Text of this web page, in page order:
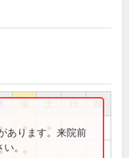
祝
● ●
あります。来院前
。